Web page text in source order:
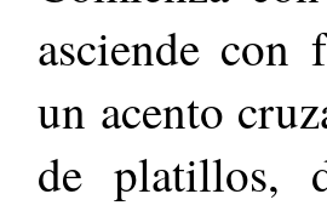
asciende con
un acento
de platillos,